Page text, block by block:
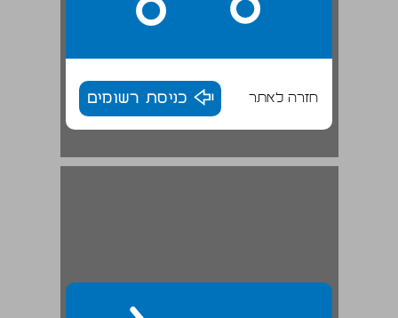
חזרה לאתר כניסת רשומים